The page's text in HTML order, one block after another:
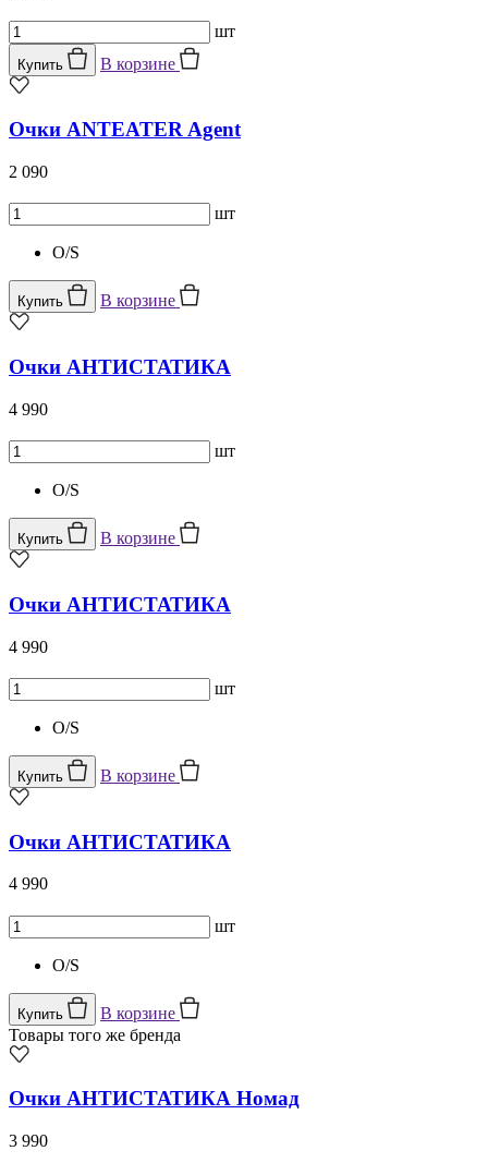
шт
Купить В корзине
Очки ANTEATER Agent
2 090
шт
O/S
Купить В корзине
Очки АНТИСТАТИКА
4 990
шт
O/S
Купить В корзине
Очки АНТИСТАТИКА
4 990
шт
O/S
Купить В корзине
Очки АНТИСТАТИКА
4 990
шт
O/S
Купить
В корзине
Товары того же бренда
Очки АНТИСТАТИКА Номад
3 990